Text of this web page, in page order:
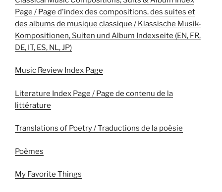
Page / Page d'index des compositions, des suites et
des albums de musique classique / Klassische Musik-
Kompositionen, Suiten und Album Indexseite (EN, FR,
DE, IT, ES, NL, JP)
Music Review Index Page
Literature Index Page / Page de contenu de la
littérature
Translations of Poetry / Traductions de la poèsie
Poèmes
My Favorite Things